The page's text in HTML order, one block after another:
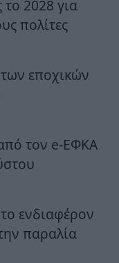
το 2028 για
πολίτες
εποχικών
τον e-ΕΦΚΑ
ενδιαφέρον
παραλία